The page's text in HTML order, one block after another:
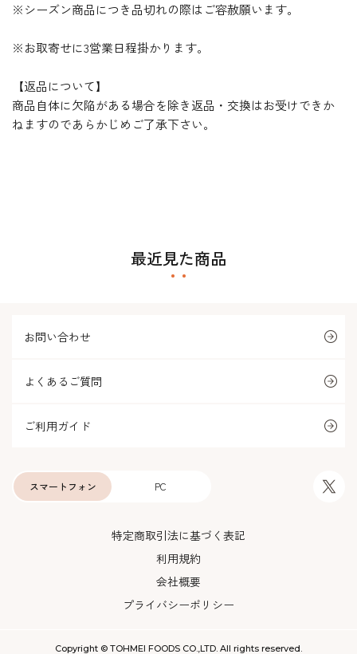
※シーズン商品につき品切れの際はご容赦願います。
※お取寄せに3営業日程掛かります。
【返品について】
商品自体に欠陥がある場合を除き返品・交換はお受けできか
ねますのであらかじめご了承下さい。
最近見た商品
お問い合わせ
よくあるご質問
ご利用ガイド
PC
スマートフォン
特定商取引法に基づく表記
利用規約
会社概要
プライバシーポリシー
Copyright © TOHMEI FOODS CO.,LTD. All rights reserved.